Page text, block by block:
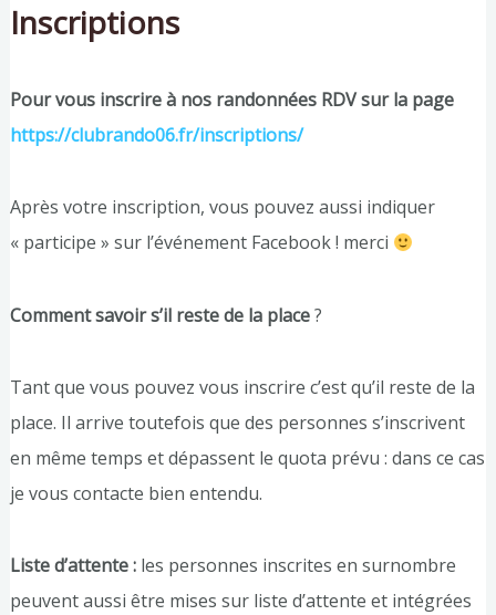
Inscriptions
Pour vous inscrire à nos randonnées RDV sur la page
https://clubrando06.fr/inscriptions/
Après votre inscription, vous pouvez aussi indiquer
« participe » sur l’événement Facebook ! merci
Comment savoir s’il reste de la place?
Tant que vous pouvez vous inscrire c’est qu’il reste de la
place. Il arrive toutefois que des personnes s’inscrivent
en même temps et dépassent le quota prévu : dans ce cas
je vous contacte bien entendu.
Liste d’attente :les personnes inscrites en surnombre
peuvent aussi être mises sur liste d’attente et intégrées